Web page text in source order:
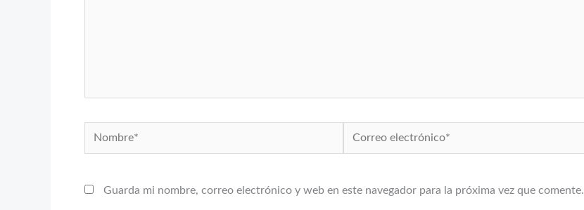
Nombre*
Correo
electrónico*
Guarda mi nombre, correo electrónico y web en este navegador para la próxima vez que comente.